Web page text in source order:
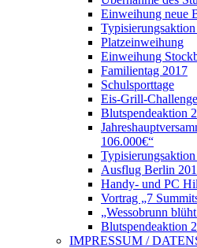
Einweihung neue
Platzeinweihung
Einweihung
Familientag 2017
Schulsporttage
Eis-Grill-Challenge
Blutspendeaktion
106.000€“
Ausflug Berlin
Handy- und PC
Vortrag „7
„Wessobrunn
Blutspendeaktion
IMPRESSUM /